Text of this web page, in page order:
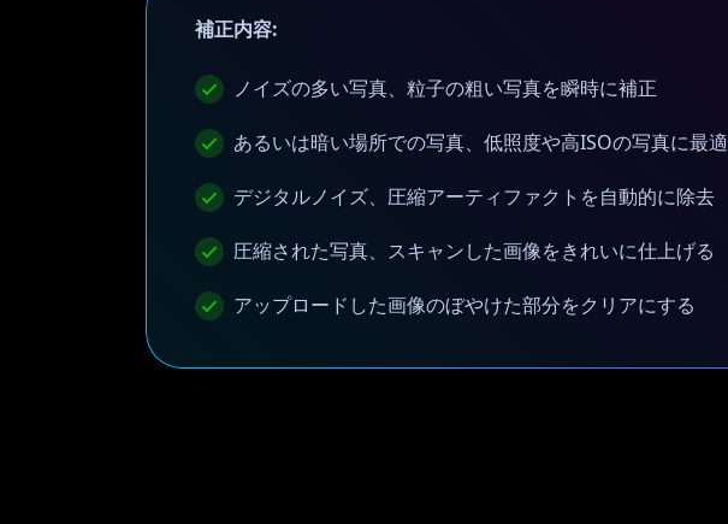
補正内容:
ノイズの多い写真、粒子の粗い写真を瞬時に補正
あるいは暗い場所での写真、低照度や高ISOの写真に最適
デジタルノイズ、圧縮アーティファクトを自動的に除去
圧縮された写真、スキャンした画像をきれいに仕上げる
アップロードした画像のぼやけた部分をクリアにする